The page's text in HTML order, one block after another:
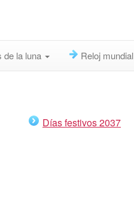
de la luna Reloj mundial
Días festivos 2037